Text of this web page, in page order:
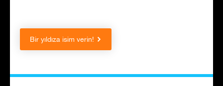
Bir yıldıza isim verin!